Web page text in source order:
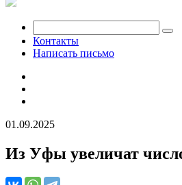
Контакты
Написать письмо
01.09.2025
Из Уфы увеличат